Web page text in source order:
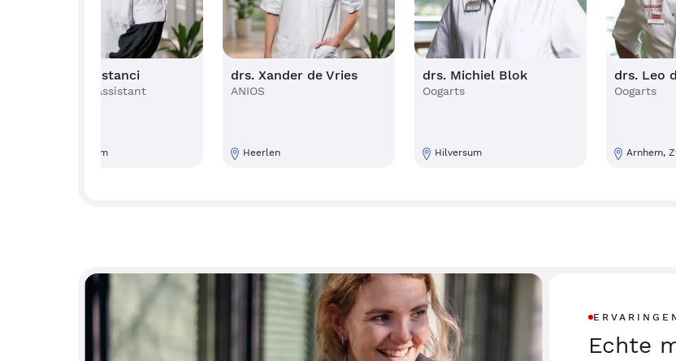
Şeyma Bostanci
Physician Assistant
Doetinchem
drs. Xander de Vries
ANIOS
Heerlen
drs. Michiel Blok
Oogarts
Hilversum
drs. Leo
Oogarts
Arnhem,
Echte